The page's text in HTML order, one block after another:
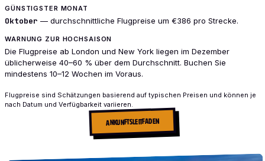
GÜNSTIGSTER MONAT
Oktober — durchschnittliche Flugpreise um €386 pro Strecke.
WARNUNG ZUR HOCHSAISON
Die Flugpreise ab London und New York liegen im Dezember
üblicherweise 40–60 % über dem Durchschnitt. Buchen Sie
mindestens 10–12 Wochen im Voraus.
Flugpreise sind Schätzungen basierend auf typischen Preisen und können je
nach Datum und Verfügbarkeit variieren.
ANKUNFTSLEITFADEN